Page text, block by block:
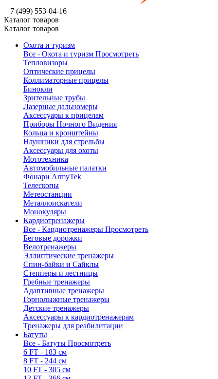
+7 (499) 553-04-16
Каталог товаров
Каталог товаров
Охота и туризм
Все - Охота и туризм Просмотреть
Тепловизоры
Оптические прицелы
Коллиматорные прицелы
Бинокли
Зрительные трубы
Лазерные дальномеры
Аксессуары к прицелам
Приборы Ночного Видения
Кольца и кронштейны
Наушники для стрельбы
Аксессуары для охоты
Мототехника
Автомобильные палатки
Фонари ArmyTek
Телескопы
Метеостанции
Металлоискатели
Монокуляры
Кардиотренажеры
Все - Кардиотренажеры Просмотреть
Беговые дорожки
Велотренажеры
Эллиптические тренажеры
Спин-байки и Сайклы
Степперы и лестницы
Гребные тренажеры
Адаптивные тренажеры
Горнолыжные тренажеры
Детские тренажеры
Аксессуары к кардиотренажерам
Тренажеры для реабилитации
Батуты
Все - Батуты Просмотреть
6 FT - 183 см
8 FT - 244 см
10 FT - 305 см